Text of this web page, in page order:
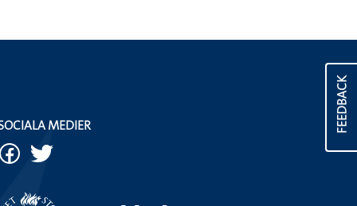
FEEDBACK
MEDIER